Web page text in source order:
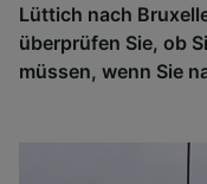
Lüttich nach
überprüfen Sie, ob
müssen, wenn Sie